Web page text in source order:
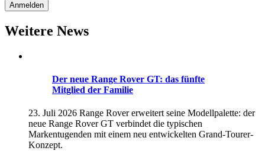
Weitere News
Der neue Range Rover GT: das fünfte
Mitglied der Familie
23. Juli 2026 Range Rover erweitert seine Modellpalette: der
neue Range Rover GT verbindet die typischen
Markentugenden mit einem neu entwickelten Grand-Tourer-
Konzept.